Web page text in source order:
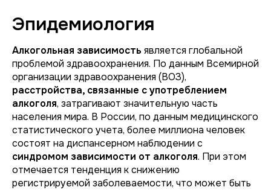
Эпидемиология
Алкогольная зависимость является глобальной
проблемой здравоохранения. По данным Всемирной
организации здравоохранения (ВОЗ),
расстройства, связанные с употреблением
алкоголя, затрагивают значительную часть
населения мира. В России, по данным медицинского
статистического учета, более миллиона человек
состоят на диспансерном наблюдении с
синдромом зависимости от алкоголя. При этом
отмечается тенденция к снижению
регистрируемой заболеваемости, что может быть